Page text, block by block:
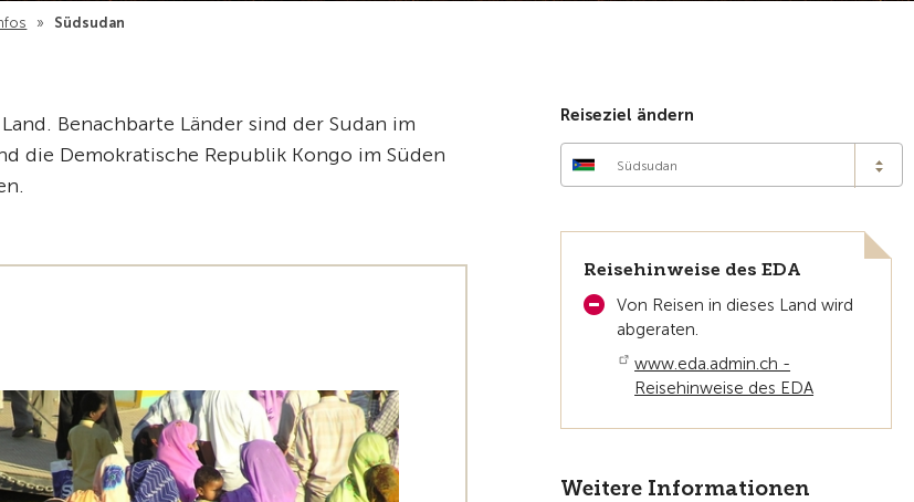
» Südsudan
Benachbarte Länder sind der Sudan im
die Demokratische Republik Kongo im Süden
Reiseziel ändern
Südsudan
Reisehinweise des EDA
Von Reisen in dieses Land wird
abgeraten.
www.eda.admin.ch -
Reisehinweise des EDA
Weitere Informationen